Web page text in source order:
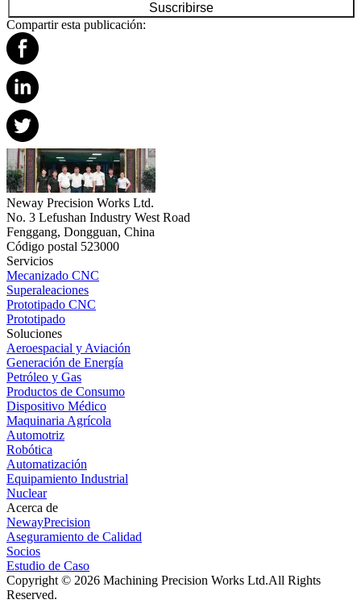
Suscribirse
Compartir esta publicación:
Neway Precision Works Ltd.
No. 3 Lefushan Industry West Road
Fenggang, Dongguan, China
Código postal 523000
Servicios
Mecanizado CNC
Superaleaciones
Prototipado CNC
Prototipado
Soluciones
Aeroespacial y Aviación
Generación de Energía
Petróleo y Gas
Productos de Consumo
Dispositivo Médico
Maquinaria Agrícola
Automotriz
Robótica
Automatización
Equipamiento Industrial
Nuclear
Acerca de
NewayPrecision
Aseguramiento de Calidad
Socios
Estudio de Caso
Copyright © 2026 Machining Precision Works Ltd.All Rights
Reserved.